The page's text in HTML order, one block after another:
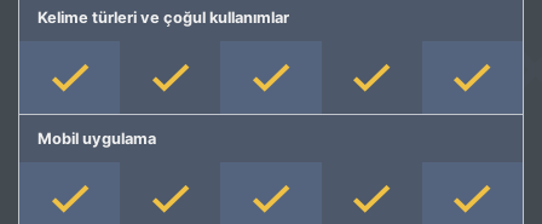
Kelime türleri ve çoğul kullanımlar
Mobil uygulama